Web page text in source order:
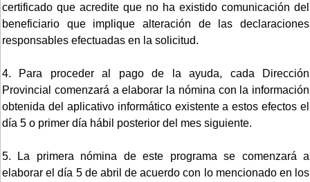
certificado que acredite que no ha existido comunicación del
beneficiario que implique alteración de las declaraciones
responsables efectuadas en la solicitud.
4. Para proceder al pago de la ayuda, cada Dirección
Provincial comenzará a elaborar la nómina con la información
obtenida del aplicativo informático existente a estos efectos el
día 5 o primer día hábil posterior del mes siguiente.
5. La primera nómina de este programa se comenzará a
elaborar el día 5 de abril de acuerdo con lo mencionado en los